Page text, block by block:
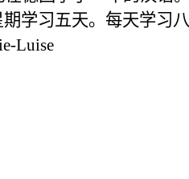
学习五天。 每天学习
Luise